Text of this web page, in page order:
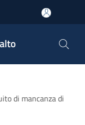
di mancanza di